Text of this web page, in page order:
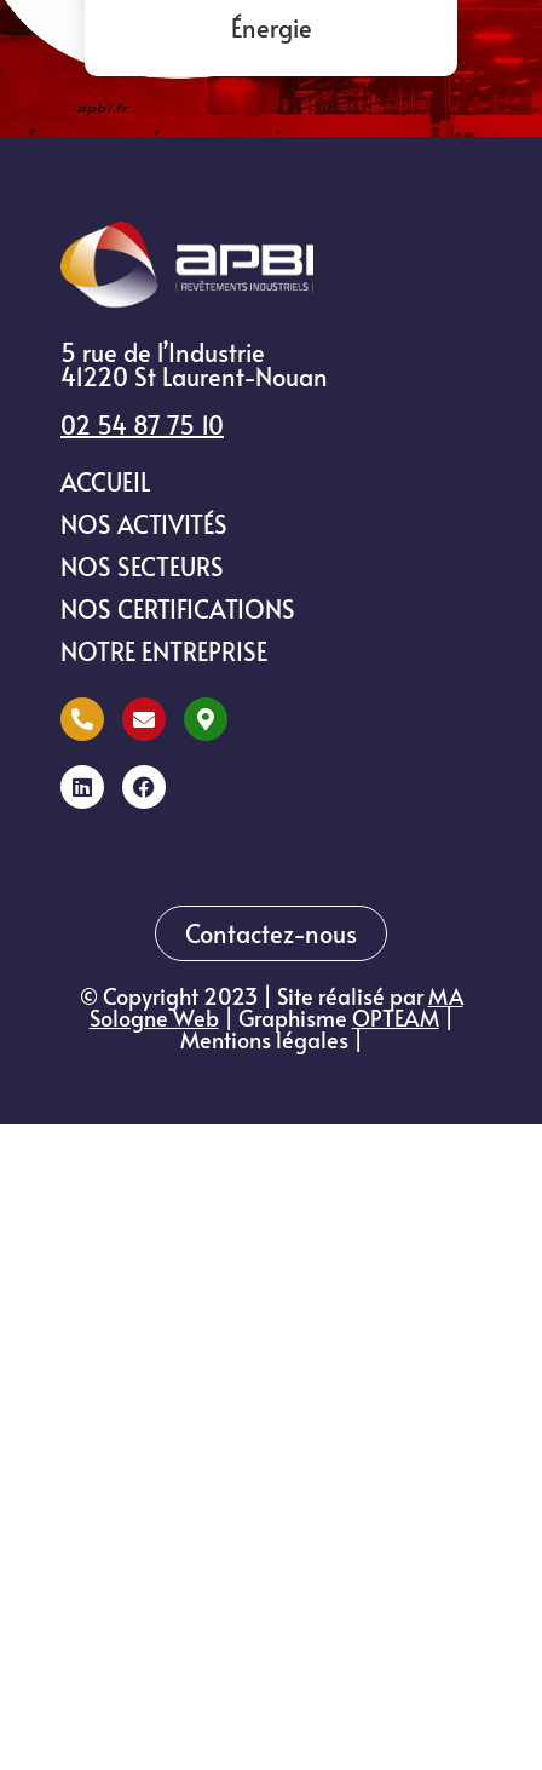
Énergie
5 rue de l’Industrie
41220 St Laurent-Nouan
02 54 87 75 10
ACCUEIL
NOS ACTIVITÉS
NOS SECTEURS
NOS CERTIFICATIONS
NOTRE ENTREPRISE
Contactez-nous
© Copyright 2023 | Site réalisé parMA
Sologne Web| Graphisme OPTEAM|
Mentions légales |